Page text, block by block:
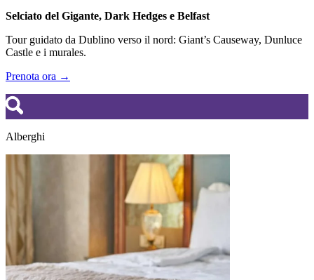
Selciato del Gigante, Dark Hedges e Belfast
Tour guidato da Dublino verso il nord: Giant’s Causeway, Dunluce
Castle e i murales.
Prenota ora →
Alberghi